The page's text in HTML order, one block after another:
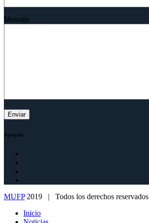
Mensaje
Apoyan:
MUFP2019 | Todos los derechos reservados
Inicio